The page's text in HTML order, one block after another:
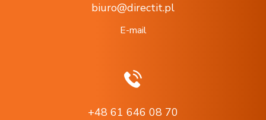
biuro@directit.pl
E-mail
+48 61 646 08 70